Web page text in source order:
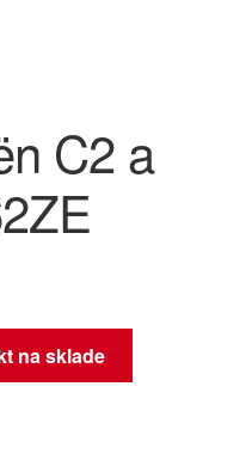
C2 a
na sklade